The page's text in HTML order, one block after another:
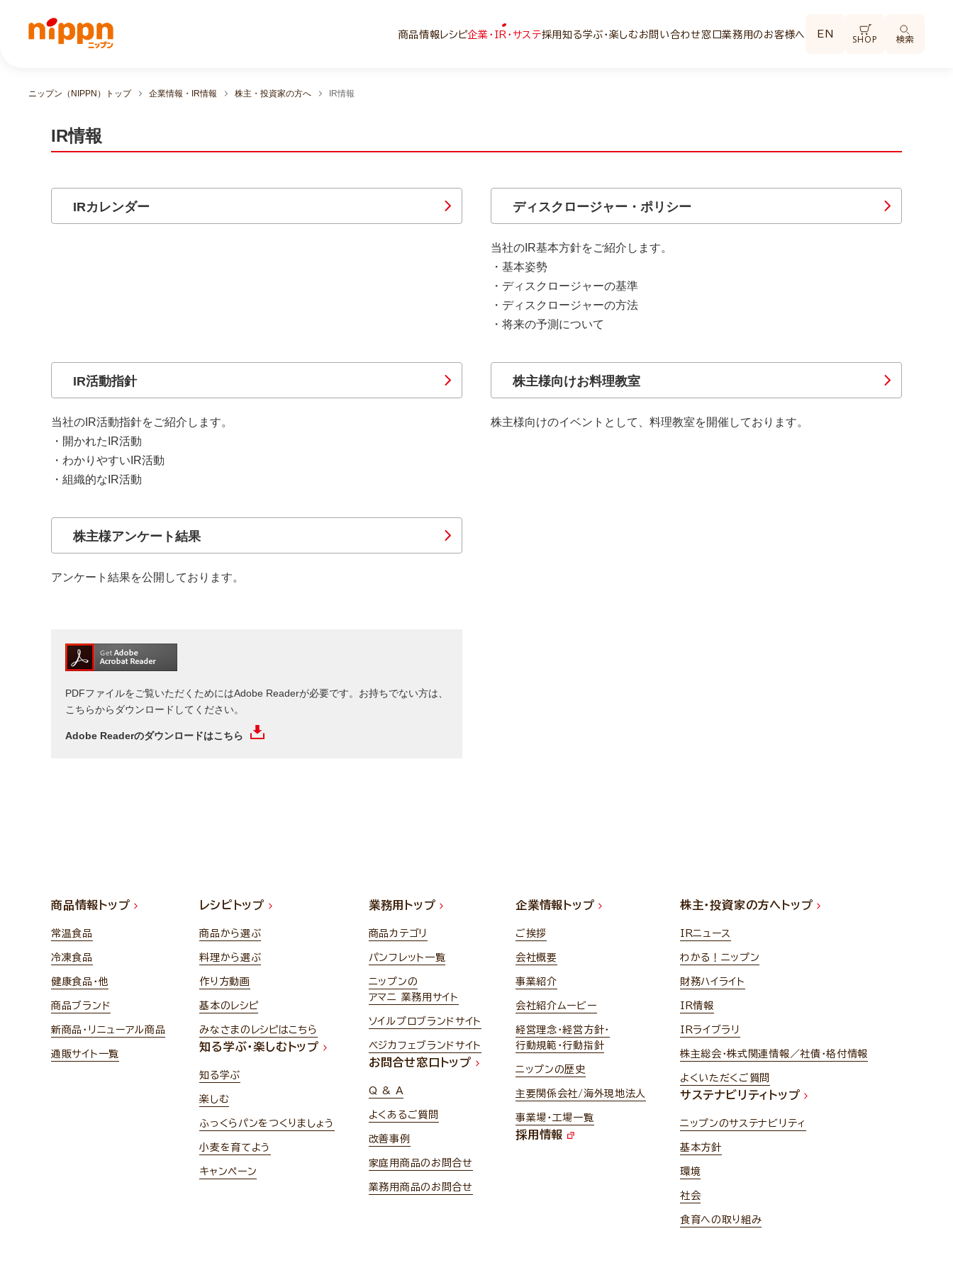
商品情報 レシピ企業・IR・サステ採用知る学ぶ・楽しむお問い合わせ窓口業務用のお客様へ EN SHOP 検索
ニップン（NIPPN）トップ 企業情報・IR情報 株主・投資家の方へ IR情報
IR情報
IRカレンダー ディスクロージャー・ポリシー
当社のIR基本方針をご紹介します。
・基本姿勢
・ディスクロージャーの基準
・ディスクロージャーの方法
・将来の予測について
IR活動指針
当社のIR活動指針をご紹介します。
・開かれたIR活動
・わかりやすいIR活動
・組織的なIR活動
株主様向けお料理教室
株主様向けのイベントとして、料理教室を開催しております。
株主様アンケート結果
アンケート結果を公開しております。
PDFファイルをご覧いただくためにはAdobe Readerが必要です。お持ちでない方は、
こちらからダウンロードしてください。
Adobe Readerのダウンロードはこちら
商品情報トップ
常温食品
冷凍食品
健康食品・他
商品ブランド
新商品・リニューアル商品
通販サイト一覧
レシピトップ
商品から選ぶ
料理から選ぶ
作り方動画
基本のレシピ
みなさまのレシピはこちら
知る学ぶ・楽しむトップ
知る学ぶ
楽しむ
ふっくらパンをつくりましょう
小麦を育てよう
キャンペーン
業務用トップ
商品カテゴリ
パンフレット一覧
ニップンの
アマニ 業務用サイト
ソイルプロブランドサイト
ベジカフェブランドサイト
お問合せ窓口トップ
Q & A
よくあるご質問
改善事例
家庭用商品のお問合せ
業務用商品のお問合せ
企業情報トップ
ご挨拶
会社概要
事業紹介
会社紹介ムービー
経営理念・経営方針・
行動規範・行動指針
ニップンの歴史
主要関係会社/海外現地法人
事業場・工場一覧
採用情報
株主・投資家の方へトップ
IRニュース
わかる！ニップン
財務ハイライト
IR情報
IRライブラリ
株主総会・株式関連情報／社債・格付情報
よくいただくご質問
サステナビリティトップ
ニップンのサステナビリティ
基本方針
環境
社会
食育への取り組み